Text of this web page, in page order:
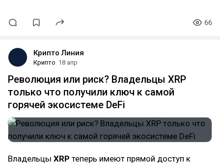
66
Крипто Линия
Крипто 18 апр
Революция или риск? Владельцы XRP
только что получили ключ к самой
горячей экосистеме DeFi
Владельцы XRP теперь имеют прямой доступ к